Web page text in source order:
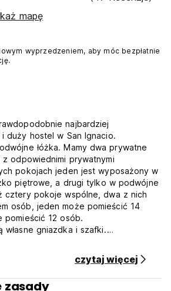
mapę
wyprzedzeniem, aby móc bezpłatnie
najbardziej
duży hostel w San Ignacio.
łóżka. Mamy dwa prywatne
odpowiednimi prywatnymi
pokojach jeden jest wyposażony w
piętrowe, a drugi tylko w podwójne
cztery pokoje wspólne, dwa z nich
osób, jeden może pomieścić 14
pomieścić 12 osób.
własne gniazdka i szafki.
z hostelu Kawoq:
72 godziny przed
czytaj więcej
zasady